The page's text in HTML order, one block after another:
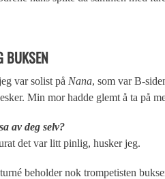
BUKSEN
var solist på Nana, som var B-
Min mor hadde glemt å ta på
av deg selv?
det var litt pinlig, husker jeg.
beholder nok trompetisten